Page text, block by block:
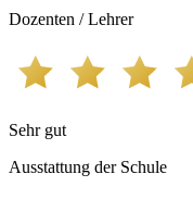
Dozenten / Lehrer
Sehr gut
Ausstattung der Schule